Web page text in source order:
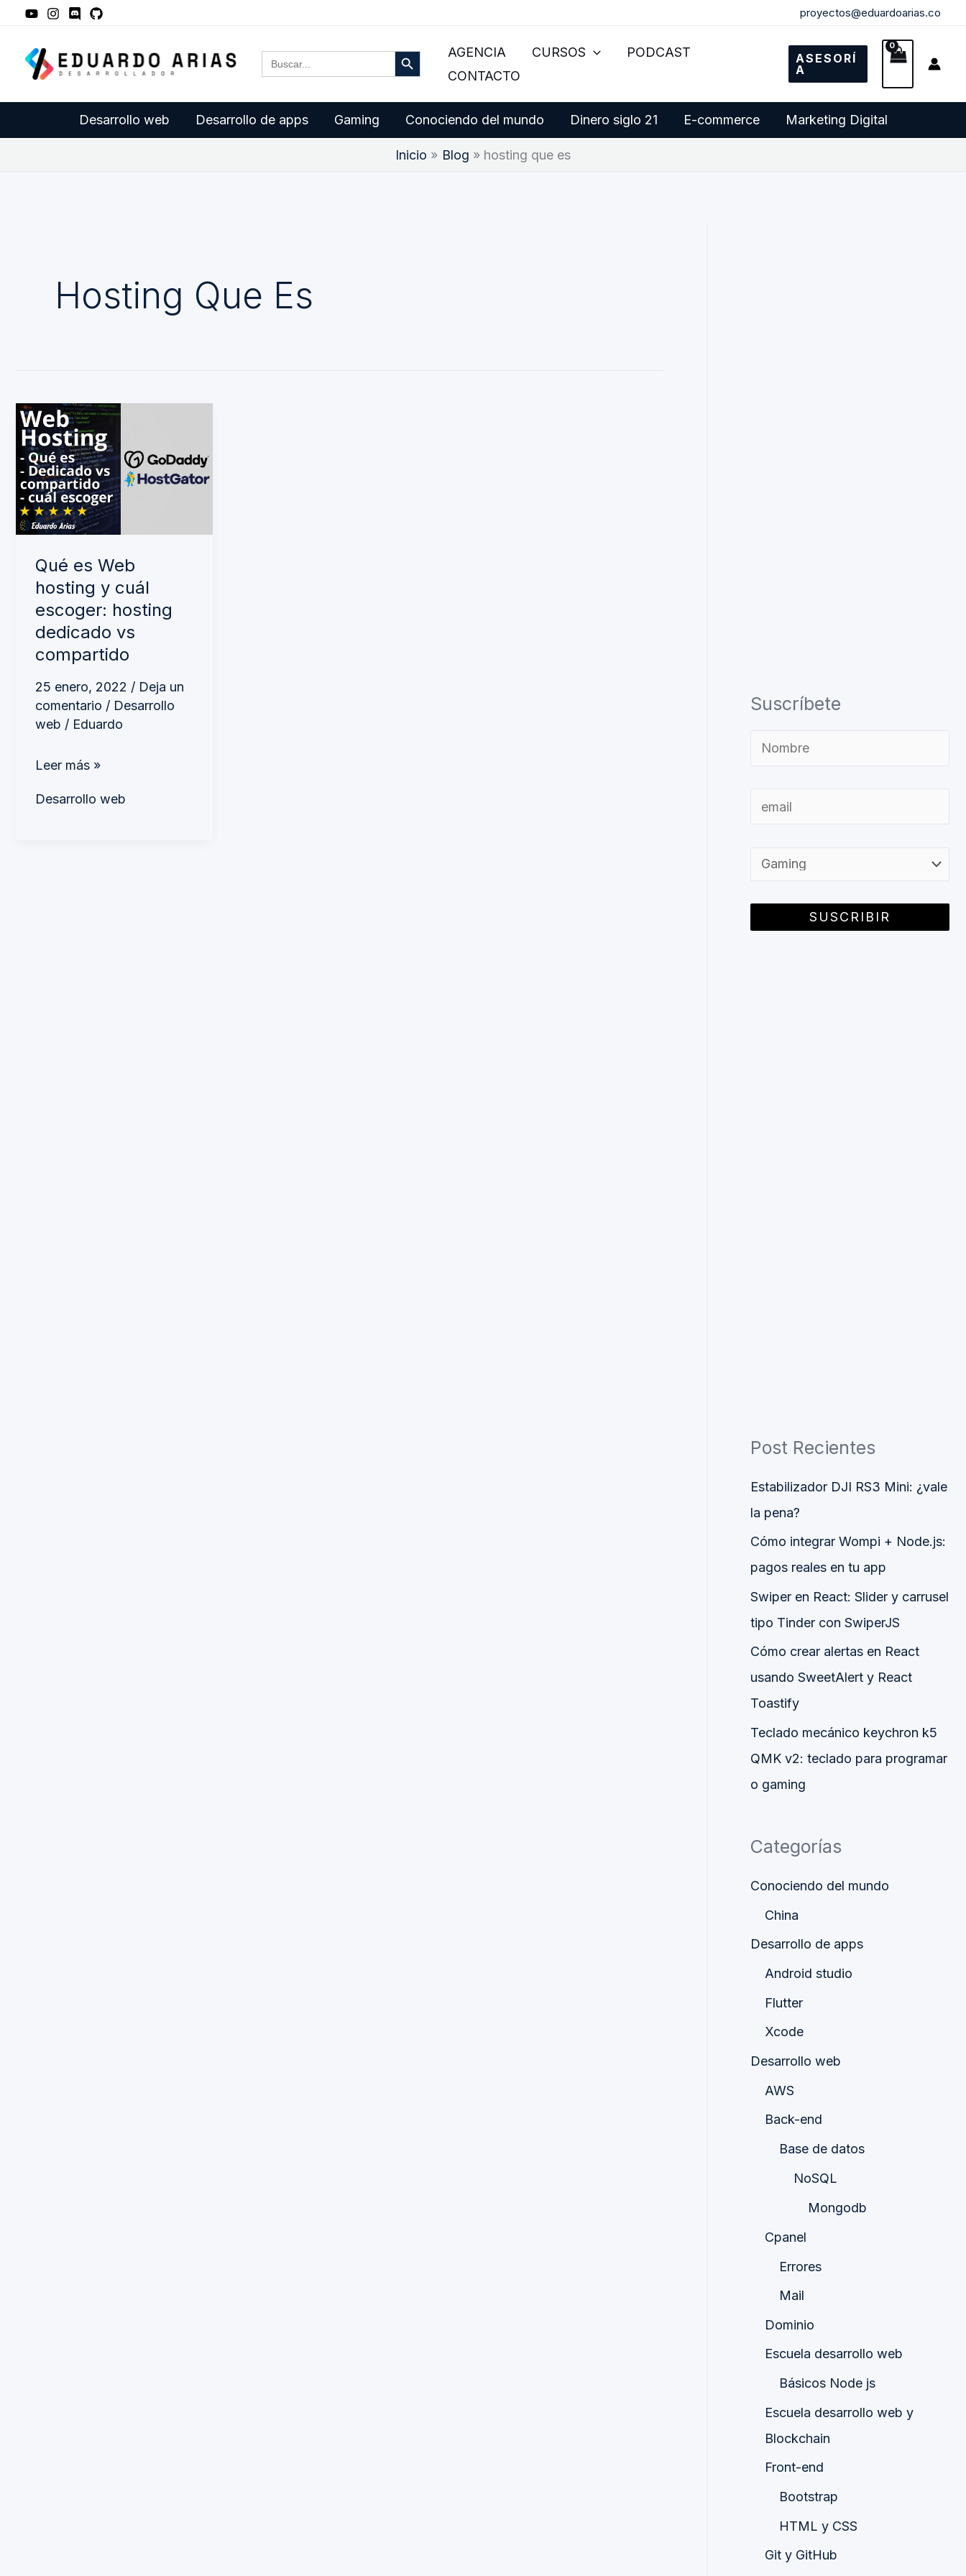
contenido
proyectos@eduardoarias.co
Buscar: Botón de búsquedaAGENCIA CURSOS
PODCAST
CONTACTO
ASESORÍ
A
Desarrollo web Desarrollo de apps Gaming Conociendo del mundo Dinero siglo 21 E-commerce Marketing Digital
Inicio Blog hosting que es
Hosting Que Es
Qué es Web
hosting y cuál
escoger: hosting
dedicado vs
compartido
25 enero, 2022 / Deja un
comentario / Desarrollo
web / Eduardo
Qué
es
Web
hosting
y
cuál
escoger:
hosting
dedicado
vs
compartido
Leer más »
Desarrollo web
Suscríbete
Post Recientes
Estabilizador DJI RS3 Mini: ¿vale
la pena?
Cómo integrar Wompi + Node.js:
pagos reales en tu app
Swiper en React: Slider y carrusel
tipo Tinder con SwiperJS
Cómo crear alertas en React
usando SweetAlert y React
Toastify
Teclado mecánico keychron k5
QMK v2: teclado para programar
o gaming
Categorías
Conociendo del mundo
China
Desarrollo de apps
Android studio
Flutter
Xcode
Desarrollo web
AWS
Back-end
Base de datos
NoSQL
Mongodb
Cpanel
Errores
Mail
Dominio
Escuela desarrollo web
Básicos Node js
Escuela desarrollo web y
Blockchain
Front-end
Bootstrap
HTML y CSS
Git y GitHub